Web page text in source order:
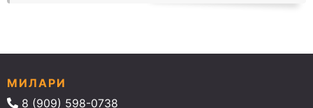
МИЛАРИ
8 (909) 598-0738